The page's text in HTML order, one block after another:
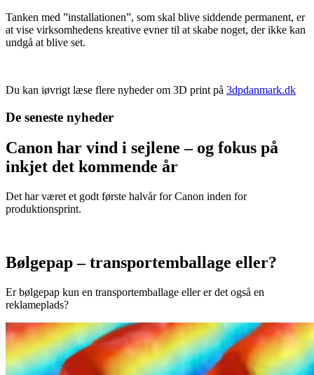
Tanken med ”installationen”, som skal blive siddende permanent, er
at vise virksomhedens kreative evner til at skabe noget, der ikke kan
undgå at blive set.
Du kan iøvrigt læse flere nyheder om 3D print på 3dpdanmark.dk
De seneste nyheder
Canon har vind i sejlene – og fokus på
inkjet det kommende år
Det har været et godt første halvår for Canon inden for
produktionsprint.
Bølgepap – transportemballage eller?
Er bølgepap kun en transportemballage eller er det også en
reklameplads?